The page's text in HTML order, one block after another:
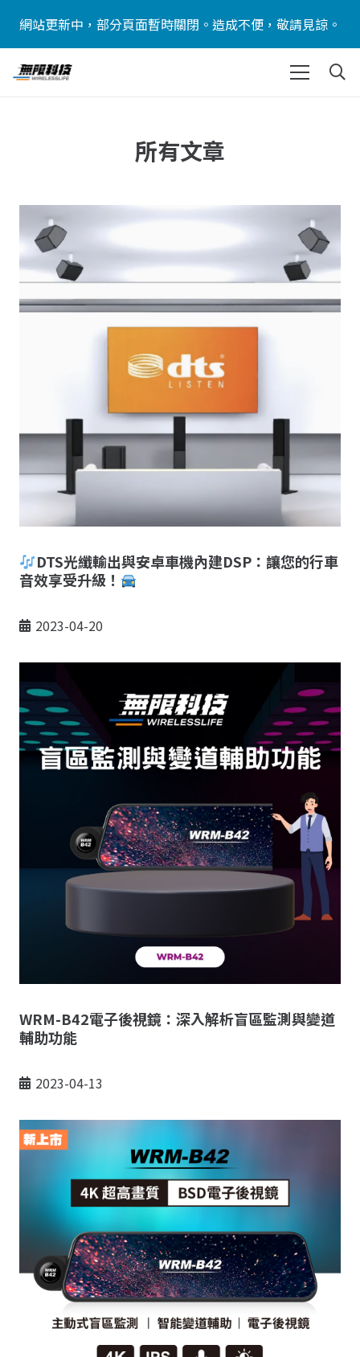
網站更新中，部分頁面暫時關閉。造成不便，敬請見諒。
所有文章
DTS光纖輸出與安卓車機內建DSP：讓您的行車
音效享受升級！
2023-04-20
WRM-B42電子後視鏡：深入解析盲區監測與變道
輔助功能
2023-04-13